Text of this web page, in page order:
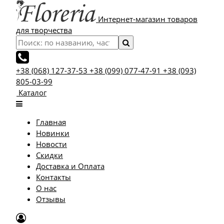
Интернет-магазин товаров
для творчества
+38 (068) 127-37-53 +38 (099) 077-47-91 +38 (093)
805-03-99
Каталог
Главная
Новинки
Новости
Скидки
Доставка и Оплата
Контакты
О нас
Отзывы